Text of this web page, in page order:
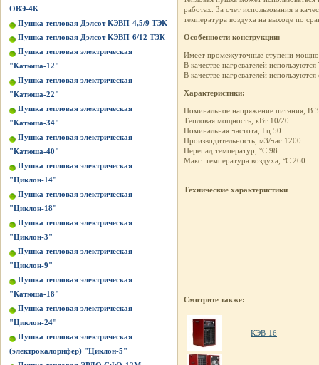
ОВЭ-4К
Пушка тепловая Дэлсот КЭВП-4,5/9 ТЭК
Пушка тепловая Дэлсот КЭВП-6/12 ТЭК
Пушка тепловая электрическая
"Катюша-12"
Пушка тепловая электрическая
"Катюша-22"
Пушка тепловая электрическая
"Катюша-34"
Пушка тепловая электрическая
"Катюша-40"
Пушка тепловая электрическая
"Циклон-14"
Пушка тепловая электрическая
"Циклон-18"
Пушка тепловая электрическая
"Циклон-3"
Пушка тепловая электрическая
"Циклон-9"
Пушка тепловая электрическая
"Катюша-18"
Пушка тепловая электрическая
"Циклон-24"
Пушка тепловая электрическая
(электрокалорифер) "Циклон-5"
работах. За счет использования в
температура воздуха на выходе по
Особенности конструкции:
Имеет промежуточные ступени
В качестве нагревателей
В качестве нагревателей
Характеристики:
Номинальное напряжение питания, В
Тепловая мощность, кВт 10/20
Номинальная частота, Гц 50
Производительность, м3/час 1200
Перепад температур, °C 98
Макс. температура воздуха, °C 260
Технические характеристики
Смотрите также:
КЭВ-16